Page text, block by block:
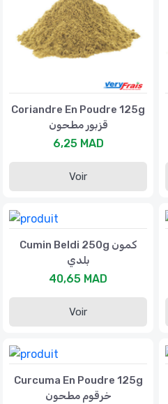
Coriandre En Poudre 125g
قزبور مطحون
6,25 MAD
Voir
Cumin Beldi 250g كمون
بلدي
40,65 MAD
Voir
Curcuma En Poudre 125g
خرقوم مطحون